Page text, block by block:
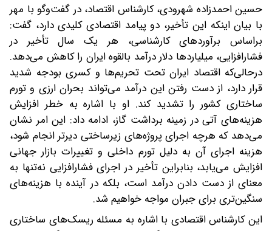
حسین احمدزاده شهرودی، کارشناس اقتصاد، در گفت‌وگو با مهر
با بیان اینکه این تأخیر، دو پیامد اقتصادی کلیدی دارد، گفت:
براساس برآوردهای کارشناسی، هر‌ یک سال تأخیر در
فشارافزایی، میلیاردها دلار درآمد بالقوه ایران را کاهش می‌دهد.
درحالی‌که اقتصاد ایران تحت تحریم‌ها و کسری بودجه شدید
قرار دارد، از دست‌ رفتن این درآمد می‌تواند بحران ارزی و تورم
ساختاری کشور را تشدید کند. او با اشاره به خطر افزایش
هزینه‌های آتی در زمینه برداشت گاز، ادامه داد: این امر نشان
می‌دهد که هرچه اجرای پروژه‌های زیرساختی دیرتر انجام شود،
هزینه اجرای آن به دلیل تورم داخلی و تغییرات بازار جهانی
افزایش می‌یابد، بنابراین تأخیر در اجرای فشارافزایی نه‌تنها به
معنای از دست دادن درآمد است، بلکه در آینده با هزینه‌های
سنگین‌تری برای جبران مواجه خواهیم شد.
این کارشناس اقتصادی با اشاره به مسئله ریسک‌های ساختاری